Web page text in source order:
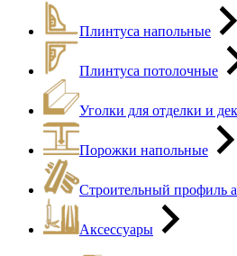
Плинтуса напольные
Плинтуса потолочные
Уголки для отделки и
Порожки напольные
Строительный профиль
Аксессуары